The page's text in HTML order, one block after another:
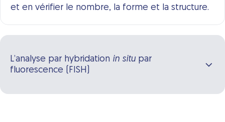
et en vérifier le nombre, la forme et la structure.
L’analyse par hybridation in situ par
fluorescence (FISH)